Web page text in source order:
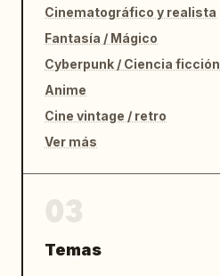
Cinematográfico y realista
Fantasía / Mágico
Cyberpunk / Ciencia ficción
Anime
Cine vintage / retro
Ver más
Temas